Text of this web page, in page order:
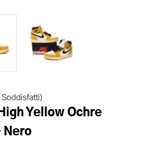
Yellow Ochre
Nero